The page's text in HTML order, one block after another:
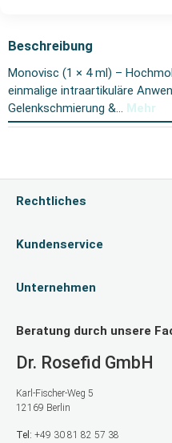
Beschreibung
Monovisc (1 × 4 ml) –
einmalige intraartikuläre
Gelenkschmierung &… Mehr
Rechtliches
Kundenservice
Unternehmen
Beratung durch unsere
Dr. Rosefid GmbH
Karl-Fischer-Weg 5
12169 Berlin
Tel: +49 30 81 82 57 38